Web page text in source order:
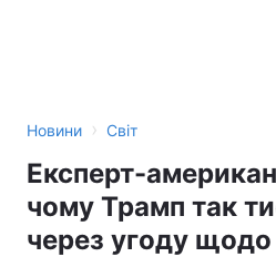
Новини › Світ
Експерт-
чому Трамп так
через угоду щодо